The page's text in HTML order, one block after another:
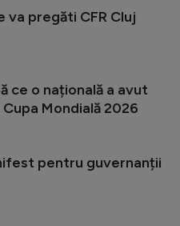
va pregăti CFR Cluj
ce o națională a avut
Mondială 2026
pentru guvernanții